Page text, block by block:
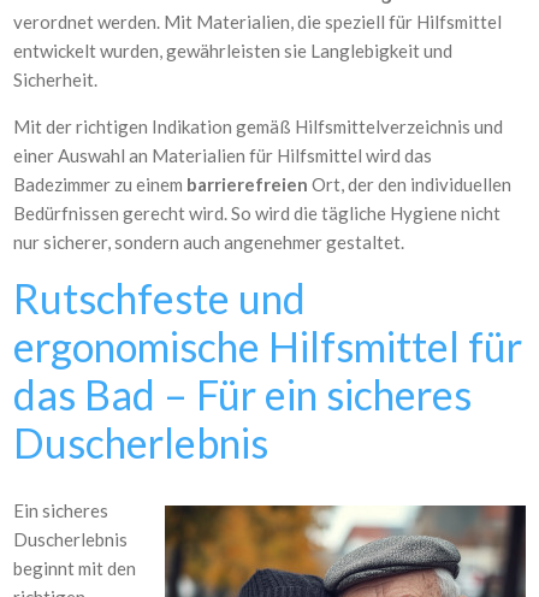
verordnet werden. Mit Materialien, die speziell für Hilfsmittel
entwickelt wurden, gewährleisten sie Langlebigkeit und
Sicherheit.
Mit der richtigen Indikation gemäß Hilfsmittelverzeichnis und
einer Auswahl an Materialien für Hilfsmittel wird das
Badezimmer zu einem barrierefreien Ort, der den individuellen
Bedürfnissen gerecht wird. So wird die tägliche Hygiene nicht
nur sicherer, sondern auch angenehmer gestaltet.
Rutschfeste und
ergonomische Hilfsmittel für
das Bad – Für ein sicheres
Duscherlebnis
Ein sicheres
Duscherlebnis
beginnt mit den